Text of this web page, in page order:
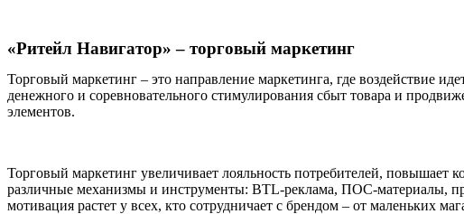
«Ритейл Навигатор» – торговый маркетинг
Торговый маркетинг – это направление маркетинга, где воздействие
денежного и соревновательного стимулирования сбыт товара и
элементов.
Торговый маркетинг увеличивает лояльность потребителей, повышает
различные механизмы и инструменты: BTL-реклама, ПОС-материалы,
мотивация растет у всех, кто сотрудничает с брендом – от маленьких